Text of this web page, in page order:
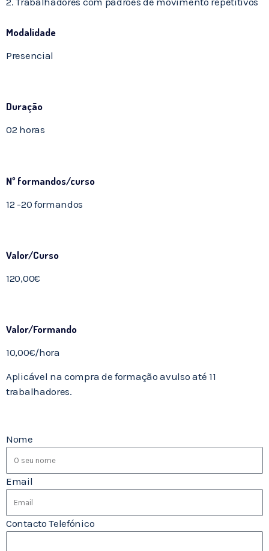
Modalidade
Presencial
Duração
02 horas
Nº formandos/curso
12 -20 formandos
Valor/Curso
120,00€
Valor/Formando
10,00€/hora
Aplicável na compra de formação avulso até 11
trabalhadores.
Nome
Email
Contacto Telefónico